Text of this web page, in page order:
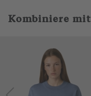
Kombiniere mit